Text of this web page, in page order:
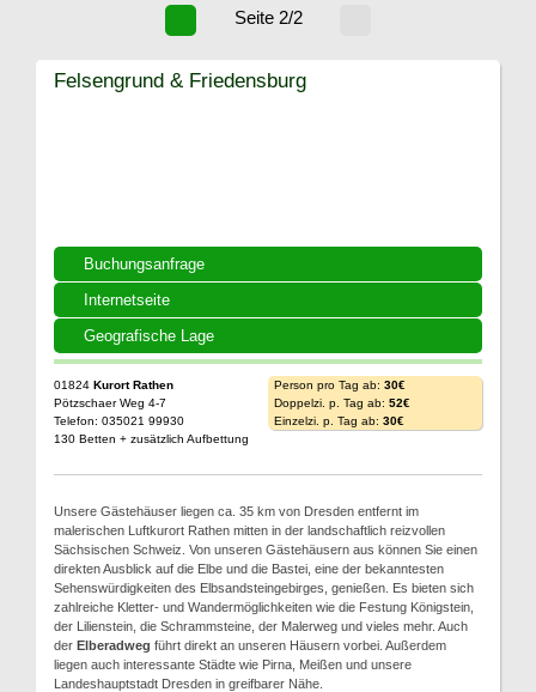
Seite 2/2
Buchungsanfrage
Internetseite
Geografische Lage
Felsengrund & Friedensburg
01824 Kurort Rathen
Pötzschaer Weg 4-7
Telefon: 035021 99930
130 Betten + zusätzlich Aufbettung
Person pro Tag ab: 30€
Doppelzi. p. Tag ab: 52€
Einzelzi. p. Tag ab: 30€
Unsere Gästehäuser liegen ca. 35 km von Dresden entfernt im
malerischen Luftkurort Rathen mitten in der landschaftlich reizvollen
Sächsischen Schweiz. Von unseren Gästehäusern aus können Sie einen
direkten Ausblick auf die Elbe und die Bastei, eine der bekanntesten
Sehenswürdigkeiten des Elbsandsteingebirges, genießen. Es bieten sich
zahlreiche Kletter- und Wandermöglichkeiten wie die Festung Königstein,
der Lilienstein, die Schrammsteine, der Malerweg und vieles mehr. Auch
der Elberadweg führt direkt an unseren Häusern vorbei. Außerdem
liegen auch interessante Städte wie Pirna, Meißen und unsere
Landeshauptstadt Dresden in greifbarer Nähe.